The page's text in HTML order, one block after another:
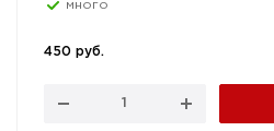
много
450 руб.